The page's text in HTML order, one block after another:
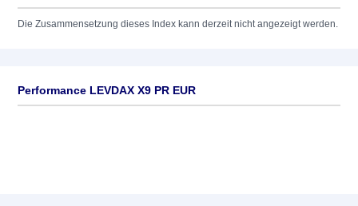
Die Zusammensetzung dieses Index kann derzeit nicht angezeigt werden.
Performance LEVDAX X9 PR EUR